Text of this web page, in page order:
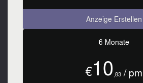
Anzeige Erstellen
6 Monate
€10 ,83 / pm